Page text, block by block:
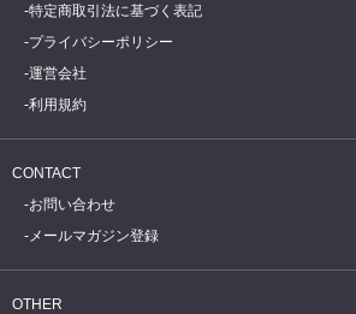
特定商取引法に基づく表記
プライバシーポリシー
運営会社
利用規約
CONTACT
お問い合わせ
メールマガジン登録
OTHER